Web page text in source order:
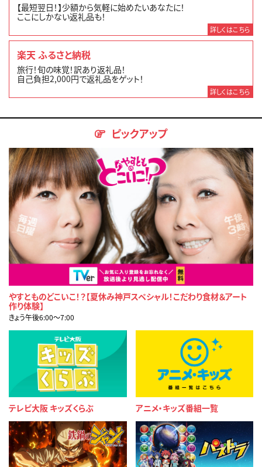
【最短翌日！】少額から気軽に始めたいあなたに！
ここにしかない返礼品も！
詳しくはこちら
楽天 ふるさと納税
旅行！旬の味覚！訳あり返礼品！
自己負担2,000円で返礼品をゲット！
詳しくはこちら
ピックアップ
やすとものどこいこ！？【夏休み神戸スペシャル！こだわり食材＆アート
作り体験】
きょう午後6:00〜7:00
テレビ大阪 キッズくらぶ アニメ・キッズ番組一覧